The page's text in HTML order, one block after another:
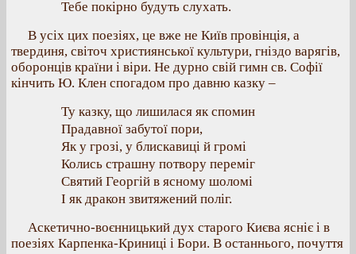
Тебе покірно будуть слухать.
В усіх цих поезіях, це вже не Київ провінція, а
твердиня, світоч християнської культури, гніздо варягів,
оборонців країни і віри. Не дурно свій гимн св. Софії
кінчить Ю. Клен спогадом про давню казку –
Ту казку, що лишилася як спомин
Прадавної забутої пори,
Як у грозі, у блискавиці й громі
Колись страшну потвору переміг
Святий Георгій в ясному шоломі
І як дракон звитяжений поліг.
Аскетично-воєнницький дух старого Києва ясніє і в
поезіях Карпенка-Криниці і Бори. В останнього, почуття